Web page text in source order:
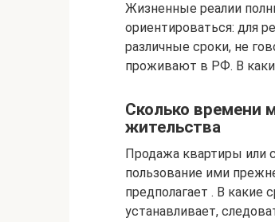
Жизненные реалии
ориентироваться: для
различные сроки, не
проживают в РФ. В
Сколько времени
жительства
Продажа квартиры или
пользование ими
предполагает . В какие
устанавливает,